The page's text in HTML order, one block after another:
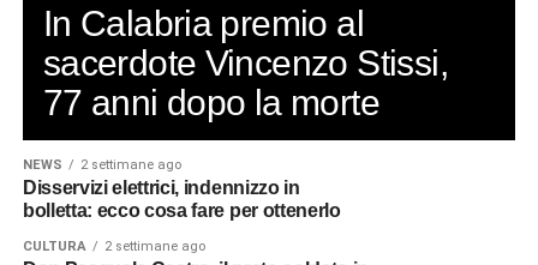
In Calabria premio al
sacerdote Vincenzo Stissi,
77 anni dopo la morte
NEWS 2 settimane ago
Disservizi elettrici, indennizzo in
bolletta: ecco cosa fare per ottenerlo
CULTURA 2 settimane ago